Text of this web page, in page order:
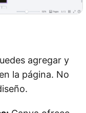
agregar y
la página. No